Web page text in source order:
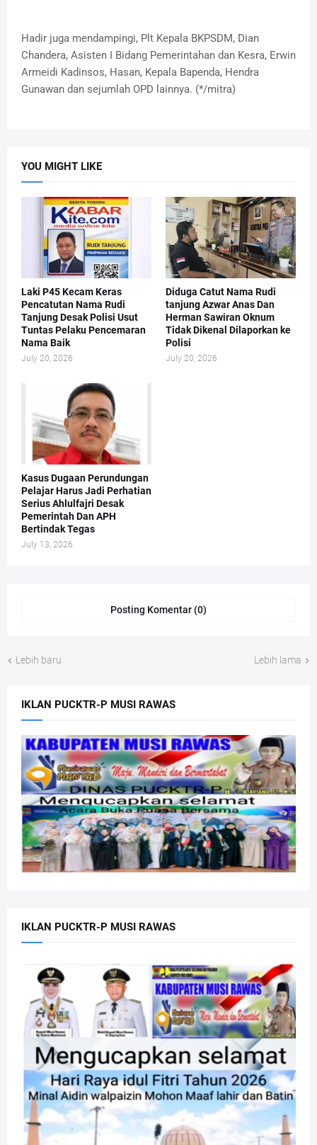
Hadir juga mendampingi, Plt Kepala BKPSDM, Dian
Chandera, Asisten I Bidang Pemerintahan dan Kesra, Erwin
Armeidi Kadinsos, Hasan, Kepala Bapenda, Hendra
Gunawan dan sejumlah OPD lainnya. (*/mitra)
YOU MIGHT LIKE
Laki P45 Kecam Keras
Pencatutan Nama Rudi
Tanjung Desak Polisi Usut
Tuntas Pelaku Pencemaran
Nama Baik
July 20, 2026
Diduga Catut Nama Rudi
tanjung Azwar Anas Dan
Herman Sawiran Oknum
Tidak Dikenal Dilaporkan ke
Polisi
July 20, 2026
Kasus Dugaan Perundungan
Pelajar Harus Jadi Perhatian
Serius Ahlulfajri Desak
Pemerintah Dan APH
Bertindak Tegas
July 13, 2026
Posting Komentar (0)
Lebih baru Lebih lama
IKLAN PUCKTR-P MUSI RAWAS
IKLAN PUCKTR-P MUSI RAWAS